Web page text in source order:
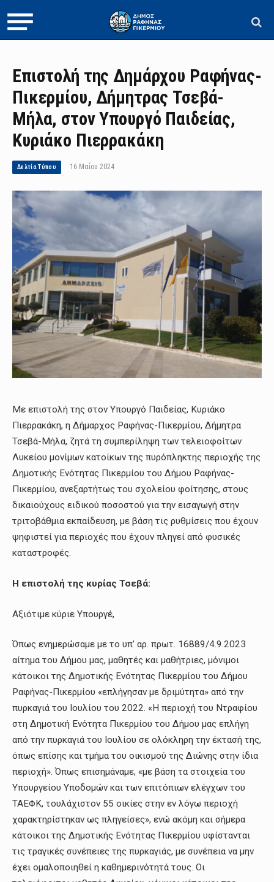
Επιστολή της Δημάρχου Ραφήνας-
Πικερμίου, Δήμητρας Τσεβά-
Μήλα, στον Υπουργό Παιδείας,
Κυριάκο Πιερρακάκη
Δελτία Τύπου 16 Μαΐου 2024
Με επιστολή της στον Υπουργό Παιδείας, Κυριάκο
Πιερρακάκη, η Δήμαρχος Ραφήνας-Πικερμίου, Δήμητρα
Τσεβά-Μήλα, ζητά τη συμπερίληψη των τελειοφοίτων
Λυκείου μονίμων κατοίκων της πυρόπληκτης περιοχής της
Δημοτικής Ενότητας Πικερμίου του Δήμου Ραφήνας-
Πικερμίου, ανεξαρτήτως του σχολείου φοίτησης, στους
δικαιούχους ειδικού ποσοστού για την εισαγωγή στην
τριτοβάθμια εκπαίδευση, με βάση τις ρυθμίσεις που έχουν
ψηφιστεί για περιοχές που έχουν πληγεί από φυσικές
καταστροφές.
Η επιστολή της κυρίας Τσεβά:
Αξιότιμε κύριε Υπουργέ,
Όπως ενημερώσαμε με το υπ’ αρ. πρωτ. 16889/4.9.2023
αίτημα του Δήμου μας, μαθητές και μαθήτριες, μόνιμοι
κάτοικοι της Δημοτικής Ενότητας Πικερμίου του Δήμου
Ραφήνας-Πικερμίου «επλήγησαν με δριμύτητα» από την
πυρκαγιά του Ιουλίου του 2022. «Η περιοχή του Ντραφίου
στη Δημοτική Ενότητα Πικερμίου του Δήμου μας επλήγη
από την πυρκαγιά του Ιουλίου σε ολόκληρη την έκτασή της,
όπως επίσης και τμήμα του οικισμού της Διώνης στην ίδια
περιοχή». Όπως επισημάναμε, «με βάση τα στοιχεία του
Υπουργείου Υποδομών και των επιτόπιων ελέγχων του
ΤΑΕΦΚ, τουλάχιστον 55 οικίες στην εν λόγω περιοχή
χαρακτηρίστηκαν ως πληγείσες», ενώ ακόμη και σήμερα
κάτοικοι της Δημοτικής Ενότητας Πικερμίου υφίστανται
τις τραγικές συνέπειες της πυρκαγιάς, με συνέπεια να μην
έχει ομαλοποιηθεί η καθημερινότητά τους. Οι